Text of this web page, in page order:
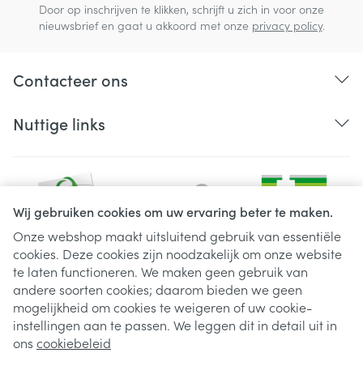
Wij gebruiken cookies om uw ervaring beter te maken.
Onze webshop maakt uitsluitend gebruik van essentiële
cookies. Deze cookies zijn noodzakelijk om onze website
te laten functioneren. We maken geen gebruik van
andere soorten cookies; daarom bieden we geen
mogelijkheid om cookies te weigeren of uw cookie-
instellingen aan te passen. We leggen dit in detail uit in
ons cookiebeleid
Door op inschrijven te klikken, schrijft u zich in voor onze
nieuwsbrief en gaat u akkoord met onze privacy policy.
Contacteer ons
Nuttige links
Juridische links